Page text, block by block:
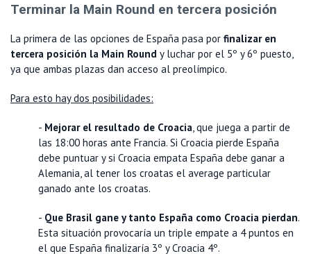
Terminar la Main Round en tercera posición
La primera de las opciones de España pasa por finalizar en
tercera posición la Main Round y luchar por el 5º y 6º puesto,
ya que ambas plazas dan acceso al preolímpico.
Para esto hay dos posibilidades:
- Mejorar el resultado de Croacia, que juega a partir de
las 18:00 horas ante Francia. Si Croacia pierde España
debe puntuar y si Croacia empata España debe ganar a
Alemania, al tener los croatas el average particular
ganado ante los croatas.
- Que Brasil gane y tanto España como Croacia pierdan.
Esta situación provocaría un triple empate a 4 puntos en
el que España finalizaría 3º y Croacia 4º.